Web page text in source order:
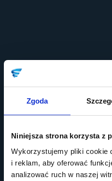
Zgoda
Niniejsza strona korzysta z
Wykorzystujemy pliki cookie
i reklam, aby oferować
analizować ruch w naszej